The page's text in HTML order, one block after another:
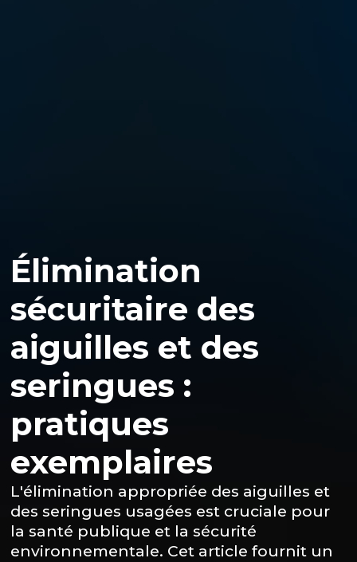
Élimination
sécuritaire des
aiguilles et des
seringues :
pratiques
exemplaires
L'élimination appropriée des aiguilles et
des seringues usagées est cruciale pour
la santé publique et la sécurité
environnementale. Cet article fournit un